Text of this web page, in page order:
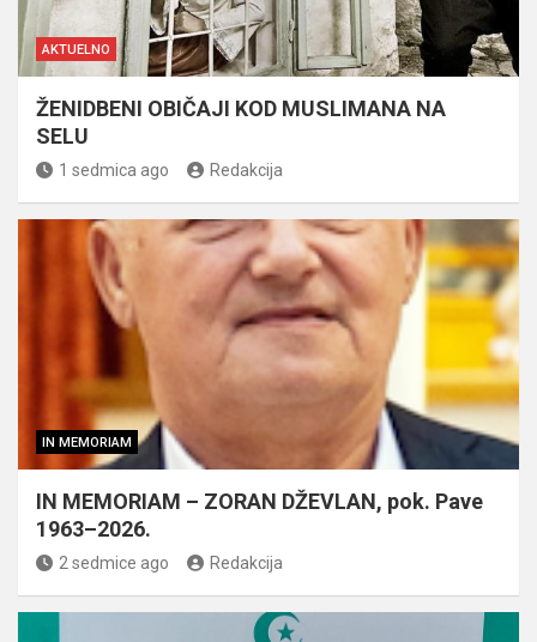
AKTUELNO
ŽENIDBENI OBIČAJI KOD MUSLIMANA NA
SELU
1 sedmica ago Redakcija
IN MEMORIAM
IN MEMORIAM – ZORAN DŽEVLAN, pok. Pave
1963–2026.
2 sedmice ago Redakcija